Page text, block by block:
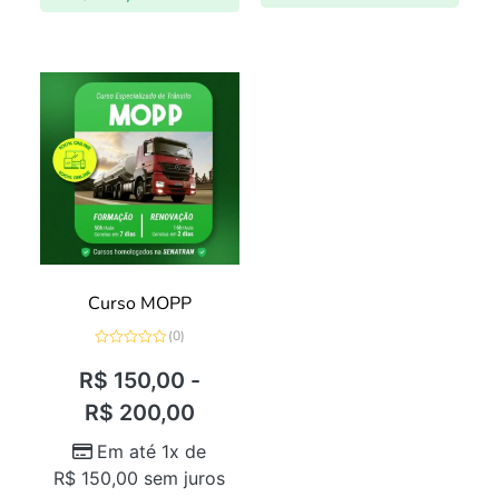
Curso MOPP
0
de
(0)
R$ 150,00 -
R$ 200,00
Em até 1x de
R$ 150,00 sem juros